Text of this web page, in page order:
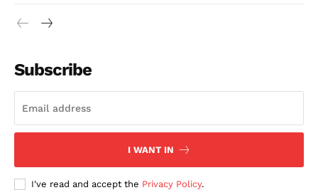
Subscribe
I WANT IN
I've read and accept the Privacy Policy.